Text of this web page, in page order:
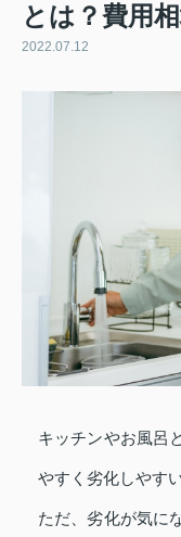
とは？費用
2022.07.12
キッチンやお風呂
やすく劣化しやす
ただ、劣化が気に